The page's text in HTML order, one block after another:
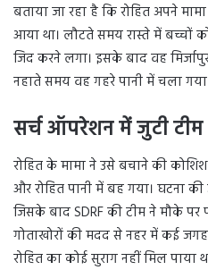
बताया जा रहा है कि रोहित अपने
आया था। लौटते समय रास्ते में बच्चों
जिद करने लगा। इसके बाद वह
नहाते समय वह गहरे पानी में चला
सर्च ऑपरेशन में जुटी टीम
रोहित के मामा ने उसे बचाने की
और रोहित पानी में बह गया। घटना
जिसके बाद SDRF की टीम ने मौके
गोताखोरों की मदद से नहर में कई
रोहित का कोई सुराग नहीं मिल पाया